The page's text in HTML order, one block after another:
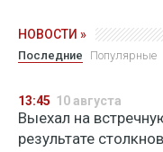
НОВОСТИ »
Последние Популярные
13:45 10 августа
Выехал на
результате